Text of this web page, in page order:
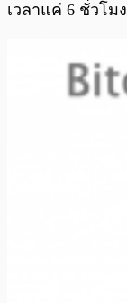
เวลาแค่ 6 ชั่วโมง